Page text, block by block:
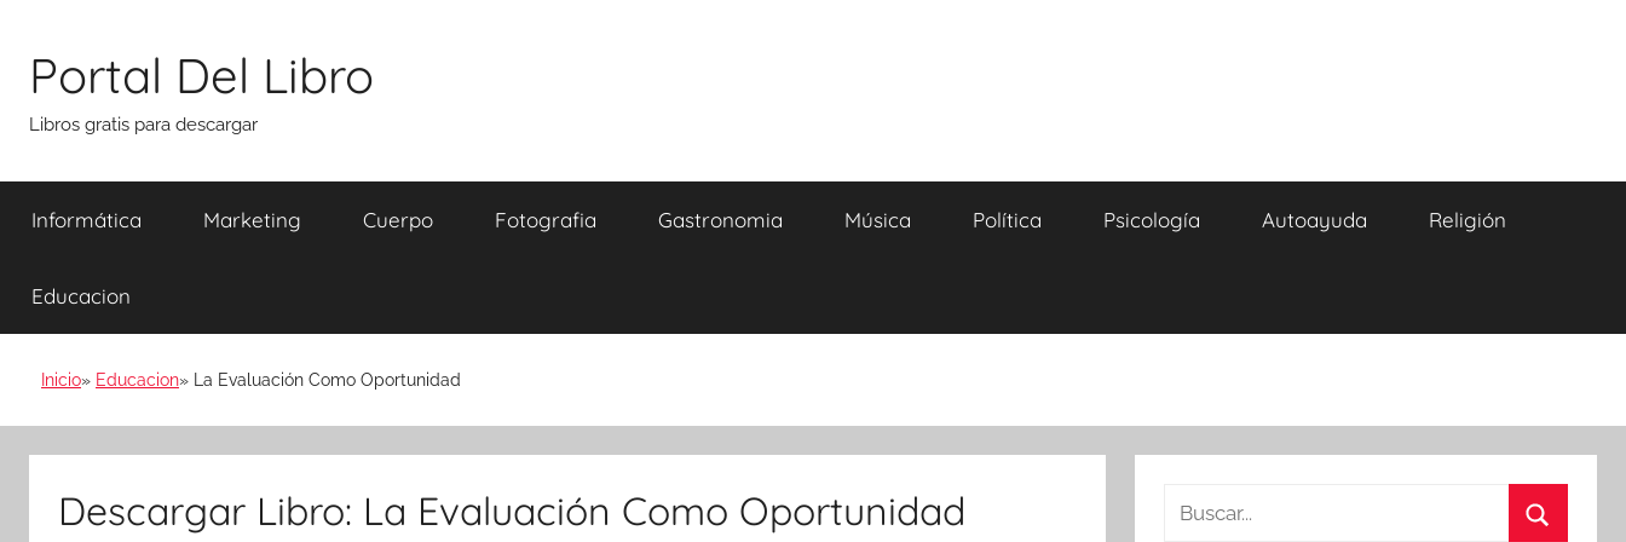
contenido
Portal Del Libro
Libros gratis para descargar
Informática Marketing Cuerpo Fotografia Gastronomia Música Política Psicología Autoayuda Religión
Educacion
Inicio Educacion La Evaluación Como Oportunidad
Descargar Libro: La Evaluación Como Oportunidad Buscar: